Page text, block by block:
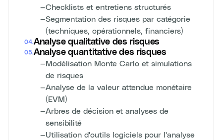
—Checklists et entretiens structurés
—Segmentation des risques par catégorie
(techniques, opérationnels, financiers)
04.Analyse qualitative des risques
05.Analyse quantitative des risques
—Modélisation Monte Carlo et simulations
de risques
—Analyse de la valeur attendue monétaire
(EVM)
—Arbres de décision et analyses de
sensibilité
—Utilisation d'outils logiciels pour l'analyse